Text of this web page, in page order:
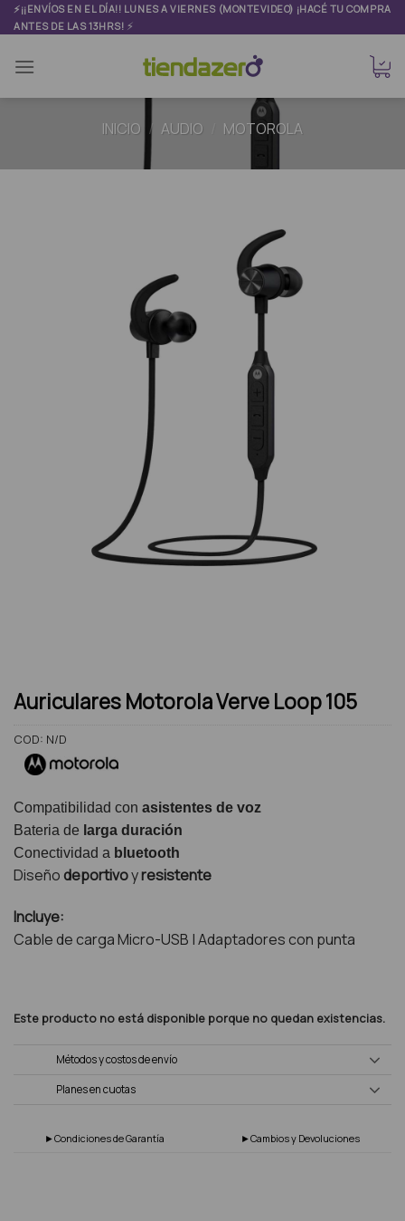
Skip
to
⚡¡¡ENVÍOS EN EL DÍA!! LUNES A VIERNES (MONTEVIDEO) ¡HACÉ TU COMPRA
ANTES DE LAS 13HRS! ⚡
INICIO / AUDIO MOTOROLA
Auriculares Motorola Verve Loop 105
COD: N/D
Compatibilidad con asistentes de voz
Bateria de larga duración
Conectividad a bluetooth
Diseño deportivoyresistente
Incluye:
Cable de carga Micro-USB | Adaptadores con punta
Este producto no está disponible porque no quedan existencias.
Métodos y costos de envío
Planes en cuotas
►Condiciones de Garantía ►Cambios y Devoluciones